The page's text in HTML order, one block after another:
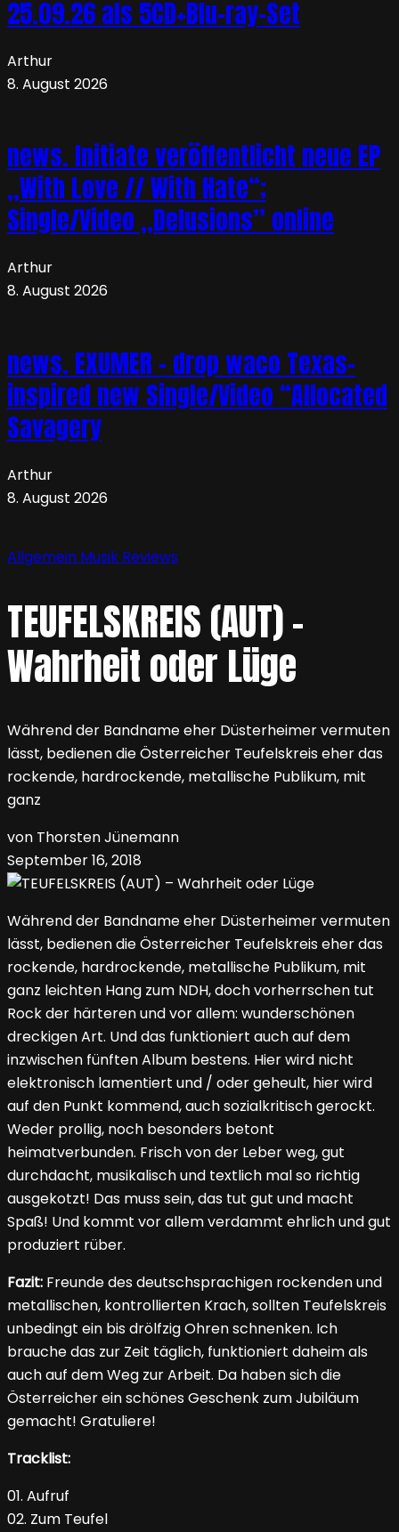
25.09.26 als 5CD+Blu-ray-Set
Arthur
8. August 2026
news. Initiate veröffentlicht neue EP
„With Love // With Hate“;
Single/Video „Delusions” online
Arthur
8. August 2026
news. EXUMER – drop waco Texas-
inspired new Single/Video “Allocated
Savagery
Arthur
8. August 2026
Allgemein Musik Reviews
TEUFELSKREIS (AUT) –
Wahrheit oder Lüge
Während der Bandname eher Düsterheimer vermuten
lässt, bedienen die Österreicher Teufelskreis eher das
rockende, hardrockende, metallische Publikum, mit
ganz
von Thorsten Jünemann
September 16, 2018
Während der Bandname eher Düsterheimer vermuten
lässt, bedienen die Österreicher Teufelskreis eher das
rockende, hardrockende, metallische Publikum, mit
ganz leichten Hang zum NDH, doch vorherrschen tut
Rock der härteren und vor allem: wunderschönen
dreckigen Art. Und das funktioniert auch auf dem
inzwischen fünften Album bestens. Hier wird nicht
elektronisch lamentiert und / oder geheult, hier wird
auf den Punkt kommend, auch sozialkritisch gerockt.
Weder prollig, noch besonders betont
heimatverbunden. Frisch von der Leber weg, gut
durchdacht, musikalisch und textlich mal so richtig
ausgekotzt! Das muss sein, das tut gut und macht
Spaß! Und kommt vor allem verdammt ehrlich und gut
produziert rüber.
Fazit: Freunde des deutschsprachigen rockenden und
metallischen, kontrollierten Krach, sollten Teufelskreis
unbedingt ein bis drölfzig Ohren schnenken. Ich
brauche das zur Zeit täglich, funktioniert daheim als
auch auf dem Weg zur Arbeit. Da haben sich die
Österreicher ein schönes Geschenk zum Jubiläum
gemacht! Gratuliere!
Tracklist:
01. Aufruf
02. Zum Teufel